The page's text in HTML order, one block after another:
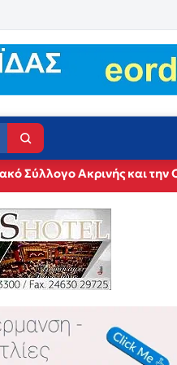
Σύλλογο Ακρινής και